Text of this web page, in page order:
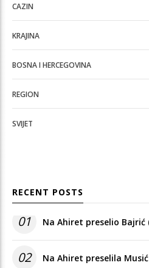
CAZIN
KRAJINA
BOSNA I HERCEGOVINA
REGION
SVIJET
RECENT POSTS
01 Na Ahiret preselio
02 Na Ahiret preselila